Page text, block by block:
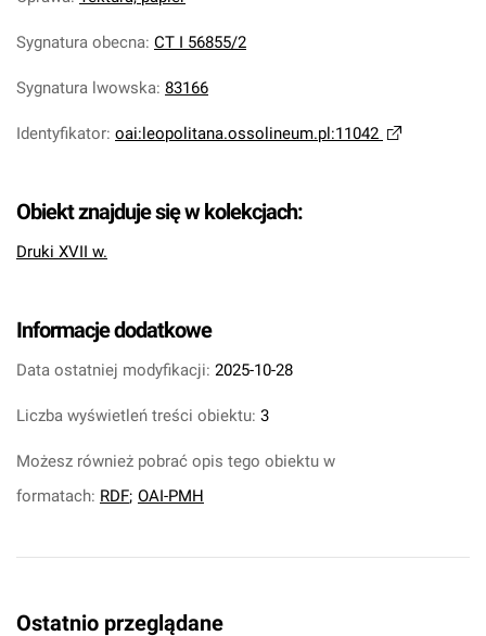
Sygnatura obecna: CT I 56855/2
Sygnatura lwowska: 83166
Identyfikator: oai:leopolitana.ossolineum.pl:11042
Obiekt znajduje się w kolekcjach:
Druki XVII w.
Informacje dodatkowe
Data ostatniej modyfikacji: 2025-10-28
Liczba wyświetleń treści obiektu: 3
Możesz również pobrać opis tego obiektu w
formatach: RDF; OAI-PMH
Ostatnio przeglądane